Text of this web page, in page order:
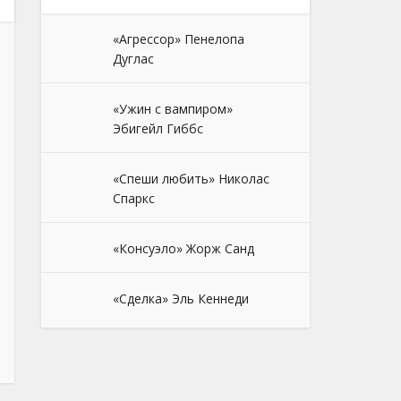
«Агрессор» Пенелопа
Дуглас
«Ужин с вампиром»
Эбигейл Гиббс
«Спеши любить» Николас
Спаркс
«Консуэло» Жорж Санд
«Сделка» Эль Кеннеди